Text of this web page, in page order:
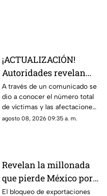
¡ACTUALIZACIÓN!
Autoridades revelan
nueva información tras
la explosión de la pipa
de gas LP en
Cuernavaca
A través de un comunicado se
dio a conocer el número total
de víctimas y las afectaciones
tras el siniestro.
agosto 08, 2026 09:35 a. m.
Revelan la millonada
que pierde México por
el bloqueo de Estados
El bloqueo de exportaciones